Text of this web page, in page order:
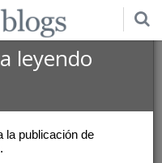
$1 USD
leyendo
la publicación de